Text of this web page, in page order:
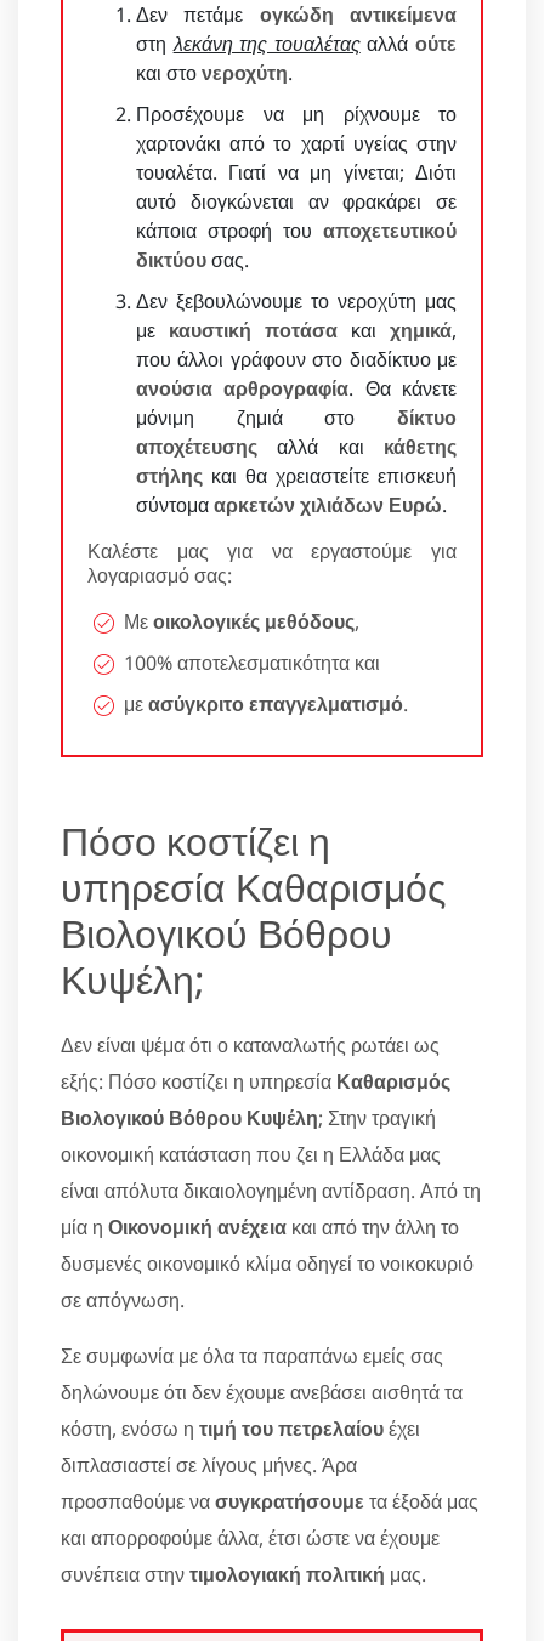
Δεν πετάμε ογκώδη αντικείμενα
στηλεκάνη της τουαλέταςαλλάούτε
και στονεροχύτη.
Προσέχουμε να μη ρίχνουμε το
χαρτονάκι από το χαρτί υγείας στην
τουαλέτα. Γιατί να μη γίνεται; Διότι
αυτό διογκώνεται αν φρακάρει σε
κάποια στροφή του αποχετευτικού
δικτύουσας.
Δεν ξεβουλώνουμε το νεροχύτη μας
με καυστική ποτάσα και χημικά,
που άλλοι γράφουν στο διαδίκτυο με
ανούσια αρθρογραφία. Θα κάνετε
μόνιμη ζημιά στο δίκτυο
αποχέτευσης αλλά και κάθετης
στήλης και θα χρειαστείτε επισκευή
σύντομααρκετών χιλιάδων Ευρώ.
Καλέστε μας για να εργαστούμε για
λογαριασμό σας:
Μεοικολογικές μεθόδους,
100% αποτελεσματικότητα και
μεασύγκριτο επαγγελματισμό.
Πόσο κοστίζει η
υπηρεσία Καθαρισμός
Βιολογικού Βόθρου
Κυψέλη;
Δεν είναι ψέμα ότι ο καταναλωτής ρωτάει ως
εξής: Πόσο κοστίζει η υπηρεσία Καθαρισμός
Βιολογικού Βόθρου Κυψέλη; Στην τραγική
οικονομική κατάσταση που ζει η Ελλάδα μας
είναι απόλυτα δικαιολογημένη αντίδραση. Από τη
μία η Οικονομική ανέχεια και από την άλλη το
δυσμενές οικονομικό κλίμα οδηγεί το νοικοκυριό
σε απόγνωση.
Σε συμφωνία με όλα τα παραπάνω εμείς σας
δηλώνουμε ότι δεν έχουμε ανεβάσει αισθητά τα
κόστη, ενόσω η τιμή του πετρελαίουέχει
διπλασιαστεί σε λίγους μήνες. Άρα
προσπαθούμε νασυγκρατήσουμε τα έξοδά μας
και απορροφούμε άλλα, έτσι ώστε να έχουμε
συνέπεια στηντιμολογιακή πολιτική μας.